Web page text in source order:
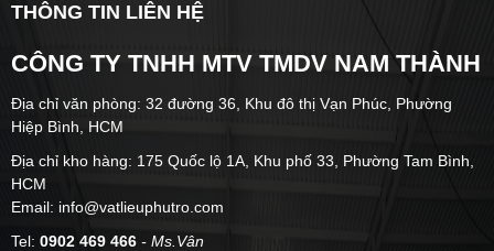
THÔNG TIN LIÊN HỆ
CÔNG TY TNHH MTV TMDV NAM THÀNH
Địa chỉ văn phòng: 32 đường 36, Khu đô thị Vạn Phúc, Phường
Hiệp Bình, HCM
Địa chỉ kho hàng: 175 Quốc lộ 1A, Khu phố 33, Phường Tam Bình,
HCM
Email: info@vatlieuphutro.com
Tel: 0902 469 466 - Ms.Vân